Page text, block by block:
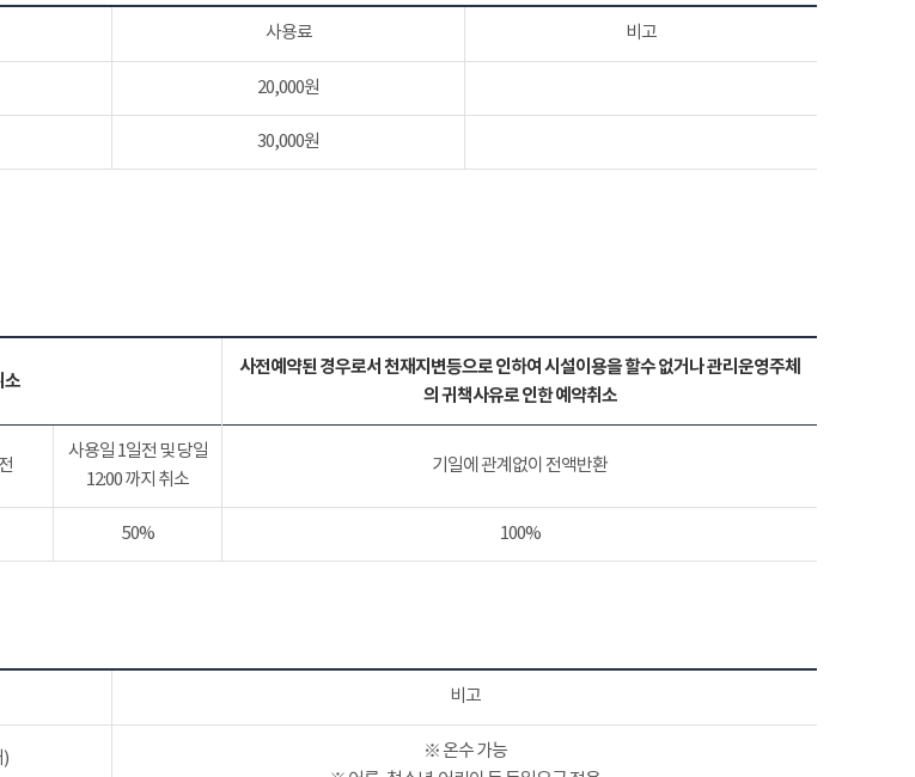
사용료 비고
20,000원
30,000원
소
사전예약된 경우로서 천재지변등으로 인하여 시설이용을 할수 없거나 관리운영주체
의 귀책사유로 인한 예약취소
사용일 1일전 및 당일
12:00 까지 취소
기일에 관계없이 전액반환
50% 100%
비고
)
※ 온수 가능